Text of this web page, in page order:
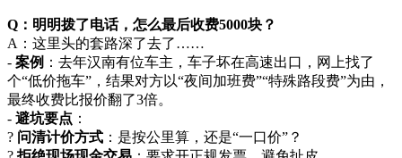
Q：明明拨了电话，怎么最后收费5000块？
A：这里头的套路深了去了……
- 案例 ：去年汉南有位车主，车子坏在高速出口，网上找了
个“低价拖车”，结果对方以“夜间加班费”“特殊路段费”为由，
最终收费比报价翻了3倍。
- 避坑要点 ：
? 问清计价方式 ：是按公里算，还是“一口价”？